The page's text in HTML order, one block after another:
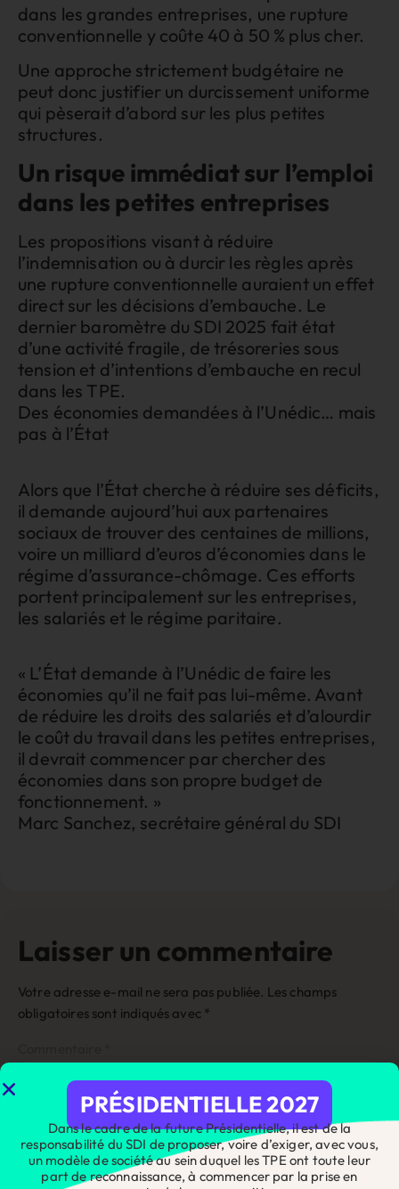
dans les grandes entreprises, une rupture
conventionnelle y coûte 40 à 50 % plus cher.
Une approche strictement budgétaire ne
peut donc justifier un durcissement uniforme
qui pèserait d’abord sur les plus petites
structures.
Un risque immédiat sur l’emploi
dans les petites entreprises
Les propositions visant à réduire
l’indemnisation ou à durcir les règles après
une rupture conventionnelle auraient un effet
direct sur les décisions d’embauche. Le
dernier baromètre du SDI 2025 fait état
d’une activité fragile, de trésoreries sous
tension et d’intentions d’embauche en recul
dans les TPE.
Des économies demandées à l’Unédic… mais
pas à l’État
Alors que l’État cherche à réduire ses déficits,
il demande aujourd’hui aux partenaires
sociaux de trouver des centaines de millions,
voire un milliard d’euros d’économies dans le
régime d’assurance-chômage. Ces efforts
portent principalement sur les entreprises,
les salariés et le régime paritaire.
« L’État demande à l’Unédic de faire les
économies qu’il ne fait pas lui-même. Avant
de réduire les droits des salariés et d’alourdir
le coût du travail dans les petites entreprises,
il devrait commencer par chercher des
économies dans son propre budget de
fonctionnement. »
Marc Sanchez, secrétaire général du SDI
Laisser un commentaire
Votre adresse e-mail ne sera pas publiée. Les champs
obligatoires sont indiqués avec *
PRÉSIDENTIELLE 2027
Dans le cadre de la future Présidentielle, il est de la
responsabilité du SDI de proposer, voire d’exiger, avec vous,
un modèle de société au sein duquel les TPE ont toute leur
part de reconnaissance, à commencer par la prise en